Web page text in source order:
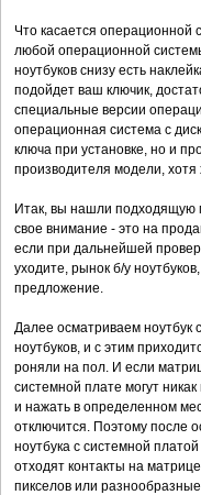
Что касается операционной
любой операционной
ноутбуков снизу есть
подойдет ваш ключик,
специальные версии
операционная система с
ключа при установке, но и
производителя модели, хотя
Итак, вы нашли подходящую
свое внимание - это на
если при дальнейшей
уходите, рынок б/у
предложение.
Далее осматриваем ноутбук
ноутбуков, и с этим
роняли на пол. И если
системной плате могут
и нажать в определенном
отключится. Поэтому после
ноутбука с системной
отходят контакты на
пикселов или